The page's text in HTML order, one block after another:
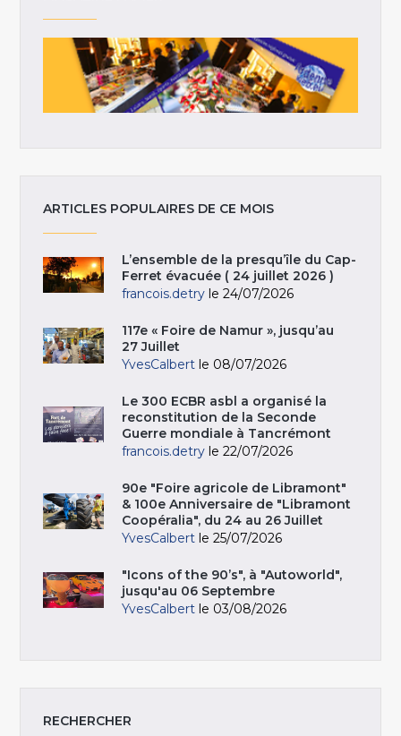
ARTICLES POPULAIRES DE CE MOIS
L’ensemble de la presqu’île du Cap-
Ferret évacuée ( 24 juillet 2026 )
francois.detry le 24/07/2026
117e « Foire de Namur », jusqu’au
27 Juillet
YvesCalbert le 08/07/2026
Le 300 ECBR asbl a organisé la
reconstitution de la Seconde
Guerre mondiale à Tancrémont
francois.detry le 22/07/2026
90e "Foire agricole de Libramont"
& 100e Anniversaire de "Libramont
Coopéralia", du 24 au 26 Juillet
YvesCalbert le 25/07/2026
"Icons of the 90’s", à "Autoworld",
jusqu'au 06 Septembre
YvesCalbert le 03/08/2026
RECHERCHER